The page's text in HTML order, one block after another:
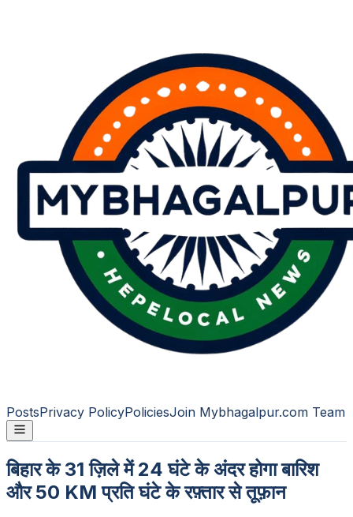
PostsPrivacy PolicyPoliciesJoin Mybhagalpur.com Team
बिहार के 31 ज़िले में 24 घंटे के अंदर होगा बारिश
और 50 KM प्रति घंटे के रफ़्तार से तूफ़ान